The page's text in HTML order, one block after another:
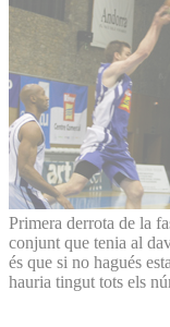
Primera derrota de la
conjunt que tenia al
és que si no hagués
hauria tingut tots els